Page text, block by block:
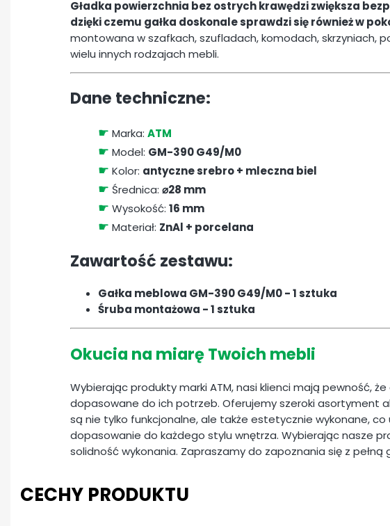
Gładka powierzchnia bez ostrych krawędzi zwiększa
dzięki czemu gałka doskonale sprawdzi się również w
montowana w szafkach, szufladach, komodach, skrzyniach,
wielu innych rodzajach mebli.
Dane techniczne:
☛ Marka: ATM
☛ Model: GM-390 G49/M0
☛ Kolor: antyczne srebro + mleczna biel
☛ Średnica: ⌀28 mm
☛ Wysokość: 16 mm
☛ Materiał: ZnAl + porcelana
Zawartość zestawu:
Gałka meblowa GM-390 G49/M0 - 1 sztuka
Śruba montażowa - 1 sztuka
Okucia na miarę Twoich mebli
Wybierając produkty marki ATM, nasi klienci mają pewność,
dopasowane do ich potrzeb. Oferujemy szeroki asortyment
są nie tylko funkcjonalne, ale także estetycznie wykonane, co
dopasowanie do każdego stylu wnętrza. Wybierając nasze
solidność wykonania. Zapraszamy do zapoznania się z
CECHY PRODUKTU